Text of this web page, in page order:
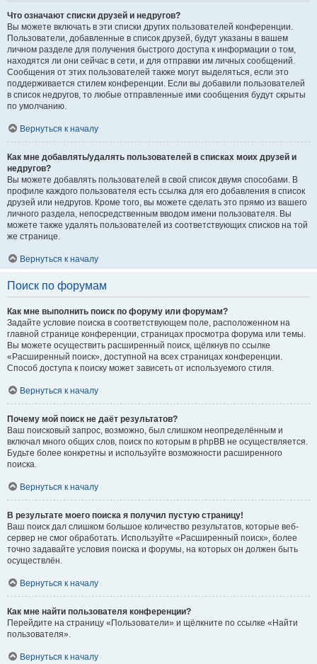
Что означают списки друзей и недругов?
Вы можете включать в эти списки других пользователей конференции.
Пользователи, добавленные в список друзей, будут указаны в вашем
личном разделе для получения быстрого доступа к информации о том,
находятся ли они сейчас в сети, и для отправки им личных сообщений.
Сообщения от этих пользователей также могут выделяться, если это
поддерживается стилем конференции. Если вы добавили пользователей
в список недругов, то любые отправленные ими сообщения будут скрыты
по умолчанию.
Вернуться к началу
Как мне добавлять/удалять пользователей в списках моих друзей и
недругов?
Вы можете добавлять пользователей в свой список двумя способами. В
профиле каждого пользователя есть ссылка для его добавления в список
друзей или недругов. Кроме того, вы можете сделать это прямо из вашего
личного раздела, непосредственным вводом имени пользователя. Вы
можете также удалять пользователей из соответствующих списков на той
же странице.
Вернуться к началу
Поиск по форумам
Как мне выполнить поиск по форуму или форумам?
Задайте условие поиска в соответствующем поле, расположенном на
главной странице конференции, страницах просмотра форума или темы.
Вы можете осуществить расширенный поиск, щёлкнув по ссылке
«Расширенный поиск», доступной на всех страницах конференции.
Способ доступа к поиску может зависеть от используемого стиля.
Вернуться к началу
Почему мой поиск не даёт результатов?
Ваш поисковый запрос, возможно, был слишком неопределённым и
включал много общих слов, поиск по которым в phpBB не осуществляется.
Будьте более конкретны и используйте возможности расширенного
поиска.
Вернуться к началу
В результате моего поиска я получил пустую страницу!
Ваш поиск дал слишком большое количество результатов, которые веб-
сервер не смог обработать. Используйте «Расширенный поиск», более
точно задавайте условия поиска и форумы, на которых он должен быть
осуществлён.
Вернуться к началу
Как мне найти пользователя конференции?
Перейдите на страницу «Пользователи» и щёлкните по ссылке «Найти
пользователя».
Вернуться к началу